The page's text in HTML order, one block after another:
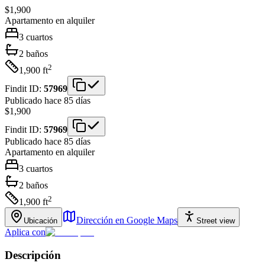
$1,900
Apartamento en alquiler
3 cuartos
2 baños
1,900 ft2
Findit ID: 57969
Publicado hace 85 días
$1,900
Findit ID: 57969
Publicado hace 85 días
Apartamento en alquiler
3 cuartos
2 baños
1,900 ft2
Ubicación Dirección en Google Maps Street view
Aplica con
Descripción